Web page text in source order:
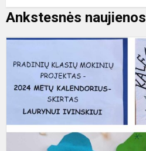
Ankstesnės naujienos